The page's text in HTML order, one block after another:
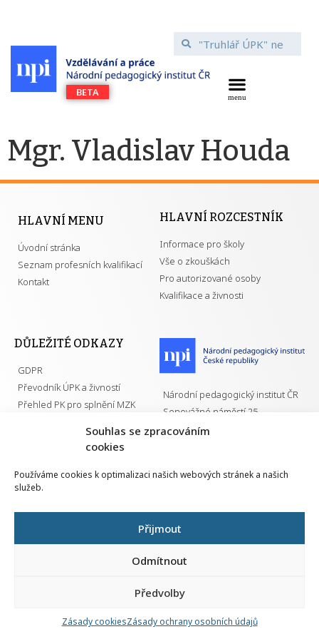
Souhlas se zpracováním
cookies
Používáme cookies k optimalizaci našich webových stránek a našich
služeb.
Přijmout
Odmítnout
Předvolby
Zásady cookiesZásady ochrany osobních údajů
Mgr. Vladislav Houda
HLAVNÍ MENU
Úvodní stránka
Seznam profesních kvalifikací
Kontakt
HLAVNÍ ROZCESTNÍK
Informace pro školy
Vše o zkouškách
Pro autorizované osoby
Kvalifikace a živnosti
DŮLEŽITÉ ODKAZY
GDPR
Převodník ÚPK a živností
Přehled PK pro splnění MZK
Národní pedagogický institut ČR
Senovážné náměstí 25
110 00 Praha 1